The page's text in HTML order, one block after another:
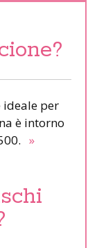
per
è intorno
»